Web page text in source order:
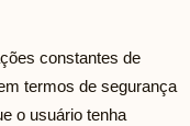
constantes de
termos de segurança
o usuário tenha